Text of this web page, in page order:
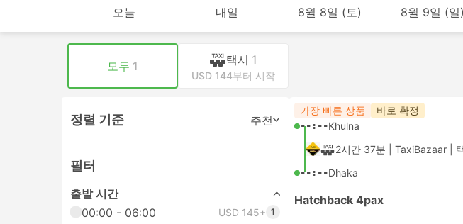
오늘 내일 8월 8일 (토) 8월 9일 (일)
모두 1 택시 1
USD 144부터 시작
정렬 기준 추천
필터
출발 시간
00:00 - 06:00
USD 145+ 1
가장 빠른 상품 바로 확정
--:--Khulna
2시간 37분 | TaxiBazaar
--:--Dhaka
Hatchback 4pax